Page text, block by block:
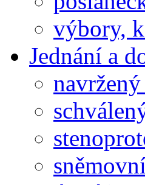
výbory,
Jednání a